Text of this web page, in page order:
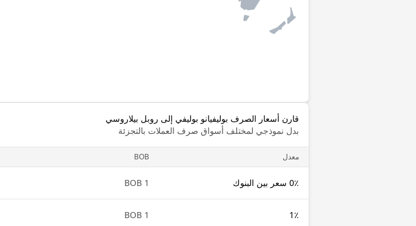
قارن أسعار الصرف بوليفيانو بوليفي إلى روبل بيلاروسي
بدل نموذجي لمختلف أسواق صرف العملات بالتجزئة
معدل BOB
0٪ سعر بين البنوك 1 BOB
1٪ 1 BOB